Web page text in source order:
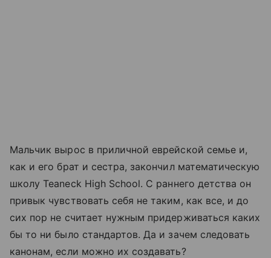
Мальчик вырос в приличной еврейской семье и,
как и его брат и сестра, закончил математическую
школу Teaneck High School. С раннего детства он
привык чувствовать себя не таким, как все, и до
сих пор не считает нужным придерживаться каких
бы то ни было стандартов. Да и зачем следовать
канонам, если можно их создавать?